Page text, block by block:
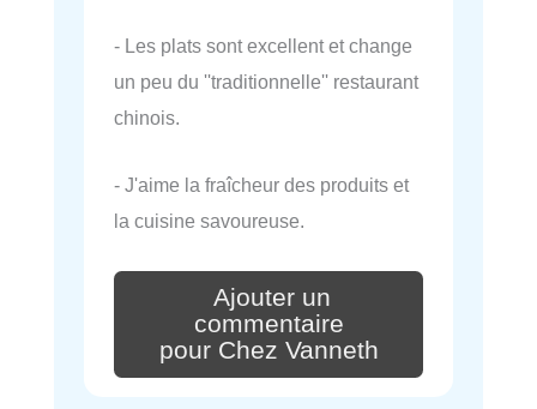
- Les plats sont excellent et change
un peu du ''traditionnelle'' restaurant
chinois.
- J'aime la fraîcheur des produits et
la cuisine savoureuse.
Ajouter un
commentaire
pour Chez Vanneth